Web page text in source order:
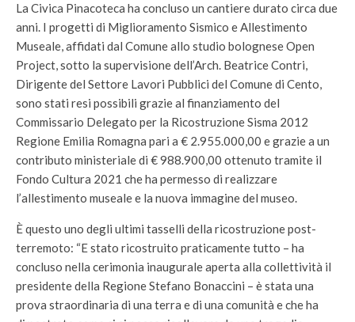
La Civica Pinacoteca ha concluso un cantiere durato circa due
anni. I progetti di Miglioramento Sismico e Allestimento
Museale, affidati dal Comune allo studio bolognese Open
Project, sotto la supervisione dell’Arch. Beatrice Contri,
Dirigente del Settore Lavori Pubblici del Comune di Cento,
sono stati resi possibili grazie al finanziamento del
Commissario Delegato per la Ricostruzione Sisma 2012
Regione Emilia Romagna pari a € 2.955.000,00 e grazie a un
contributo ministeriale di € 988.900,00 ottenuto tramite il
Fondo Cultura 2021 che ha permesso di realizzare
l’allestimento museale e la nuova immagine del museo.
È questo uno degli ultimi tasselli della ricostruzione post-
terremoto: “E stato ricostruito praticamente tutto – ha
concluso nella cerimonia inaugurale aperta alla collettività il
presidente della Regione Stefano Bonaccini – è stata una
prova straordinaria di una terra e di una comunità e che ha